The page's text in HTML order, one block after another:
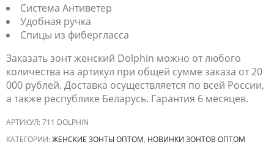
Система Антиветер
Удобная ручка
Спицы из фибергласса
Заказать зонт женский Dolphin можно от любого
количества на артикул при общей сумме заказа от 20
000 рублей. Доставка осуществляется по всей России,
а также республике Беларусь. Гарантия 6 месяцев.
АРТИКУЛ:711 DOLPHIN
КАТЕГОРИИ:ЖЕНСКИЕ ЗОНТЫ ОПТОМ, НОВИНКИ ЗОНТОВ ОПТОМ